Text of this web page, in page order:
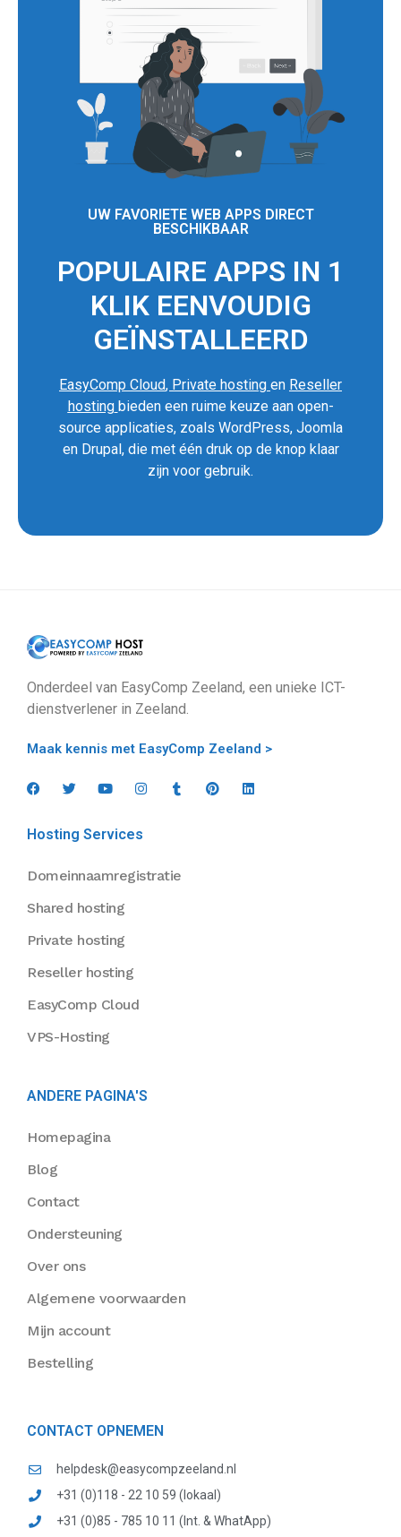
UW FAVORIETE WEB APPS DIRECT
BESCHIKBAAR
POPULAIRE APPS IN 1
KLIK EENVOUDIG
GEÏNSTALLEERD
EasyComp Cloud, Private hosting en Reseller
hosting bieden een ruime keuze aan open-
source applicaties, zoals WordPress, Joomla
en Drupal, die met één druk op de knop klaar
zijn voor gebruik.
Onderdeel van EasyComp Zeeland, een unieke ICT-
dienstverlener in Zeeland.
Maak kennis met EasyComp Zeeland >
Hosting Services
Domeinnaamregistratie
Shared hosting
Private hosting
Reseller hosting
EasyComp Cloud
VPS-Hosting
ANDERE PAGINA'S
Homepagina
Blog
Contact
Ondersteuning
Over ons
Algemene voorwaarden
Mijn account
Bestelling
CONTACT OPNEMEN
helpdesk@easycompzeeland.nl
+31 (0)118 - 22 10 59 (lokaal)
+31 (0)85 - 785 10 11 (Int. & WhatApp)